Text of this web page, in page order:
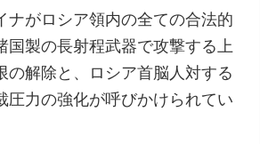
ナがロシア領内の全ての合法的
国製の長射程武器で攻撃する上
の解除と、ロシア首脳人対する
圧力の強化が呼びかけられてい